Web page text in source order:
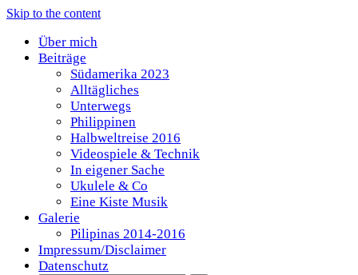
Skip to the content
Über mich
Beiträge
Südamerika 2023
Alltägliches
Unterwegs
Philippinen
Halbweltreise 2016
Videospiele & Technik
In eigener Sache
Ukulele & Co
Eine Kiste Musik
Galerie
Pilipinas 2014-2016
Impressum/Disclaimer
Datenschutz